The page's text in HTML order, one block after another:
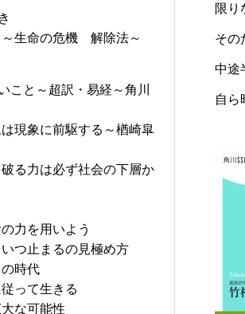
限り
その
中途
自ら
『
生命の危機 解除法～
こと～超訳・易経～角川
現象に前駆する～楢崎皐
る力は必ず社会の下層か
力を用いよう
つ止まるの見極め方
時代
って生きる
な可能性